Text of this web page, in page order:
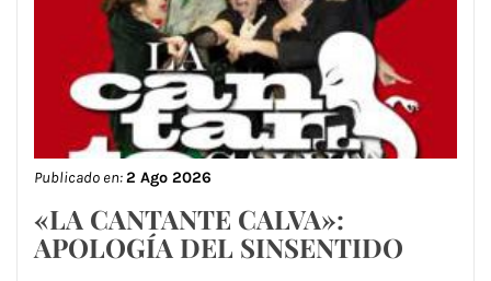
Publicado en:2 Ago 2026
«LA CANTANTE CALVA»:
APOLOGÍA DEL SINSENTIDO